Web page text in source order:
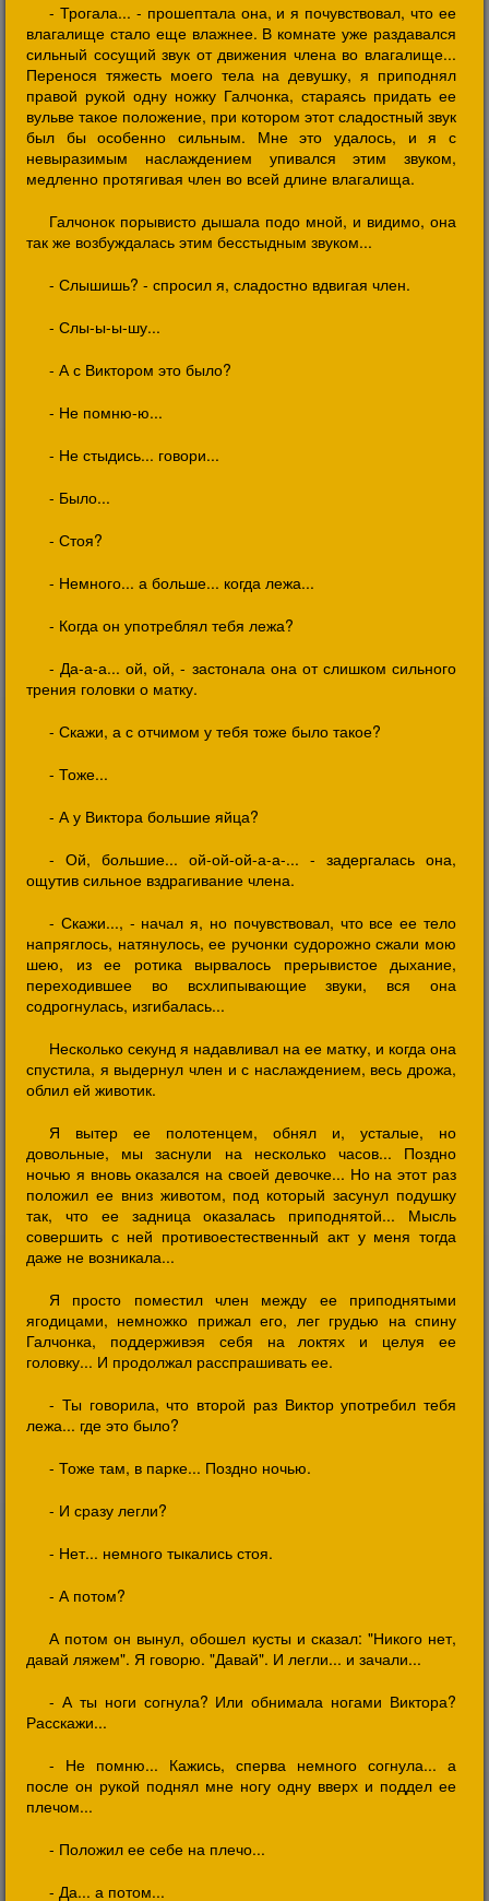
- Трогала... - прошептала она, и я почувствовал, что ее
влагалище стало еще влажнее. В комнате уже раздавался
сильный сосущий звук от движения члена во влагалище...
Перенося тяжесть моего тела на девушку, я приподнял
правой рукой одну ножку Галчонка, стараясь придать ее
вульве такое положение, при котором этот сладостный звук
был бы особенно сильным. Мне это удалось, и я с
невыразимым наслаждением упивался этим звуком,
медленно протягивая член во всей длине влагалища.
Галчонок порывисто дышала подо мной, и видимо, она
так же возбуждалась этим бесстыдным звуком...
- Слышишь? - спросил я, сладостно вдвигая член.
- Слы-ы-ы-шу...
- А с Виктором это было?
- Не помню-ю...
- Не стыдись... говори...
- Было...
- Стоя?
- Немного... а больше... когда лежа...
- Когда он употреблял тебя лежа?
- Да-а-а... ой, ой, - застонала она от слишком сильного
трения головки о матку.
- Скажи, а с отчимом у тебя тоже было такое?
- Тоже...
- А у Виктора большие яйца?
- Ой, большие... ой-ой-ой-а-а-... - задергалась она,
ощутив сильное вздрагивание члена.
- Скажи..., - начал я, но почувствовал, что все ее тело
напряглось, натянулось, ее ручонки судорожно сжали мою
шею, из ее ротика вырвалось прерывистое дыхание,
переходившее во всхлипывающие звуки, вся она
содрогнулась, изгибалась...
Несколько секунд я надавливал на ее матку, и когда она
спустила, я выдернул член и с наслаждением, весь дрожа,
облил ей животик.
Я вытер ее полотенцем, обнял и, усталые, но
довольные, мы заснули на несколько часов... Поздно
ночью я вновь оказался на своей девочке... Но на этот раз
положил ее вниз животом, под который засунул подушку
так, что ее задница оказалась приподнятой... Мысль
совершить с ней противоестественный акт у меня тогда
даже не возникала...
Я просто поместил член между ее приподнятыми
ягодицами, немножко прижал его, лег грудью на спину
Галчонка, поддерживэя себя на локтях и целуя ее
головку... И продолжал расспрашивать ее.
- Ты говорила, что второй раз Виктор употребил тебя
лежа... где это было?
- Тоже там, в парке... Поздно ночью.
- И сразу легли?
- Нет... немного тыкались стоя.
- А потом?
А потом он вынул, обошел кусты и сказал: "Никого нет,
давай ляжем". Я говорю. "Давай". И легли... и зачали...
- А ты ноги согнула? Или обнимала ногами Виктора?
Расскажи...
- Не помню... Кажись, сперва немного согнула... а
после он рукой поднял мне ногу одну вверх и поддел ее
плечом...
- Положил ее себе на плечо...
- Да... а потом...